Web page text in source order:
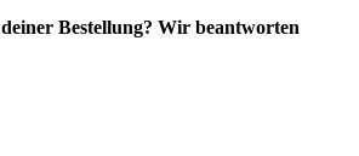
Bestellung? Wir beantworten